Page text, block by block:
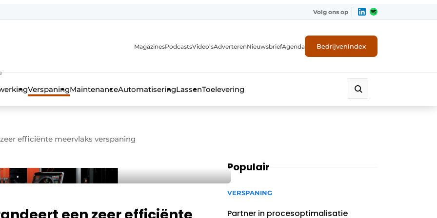
Volg ons op
MagazinesPodcastsVideo’sAdverterenNieuwsbriefAgenda Bedrijvenindex
VerspaningMaintenanceAutomatiseringLassenToelevering
efficiënte meervlaks verspaning
Populair
VERSPANING
Partner in procesoptimalisatie